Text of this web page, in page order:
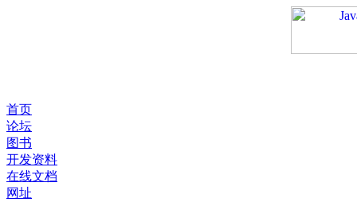
首页
论坛
图书
开发资料
在线文档
网址